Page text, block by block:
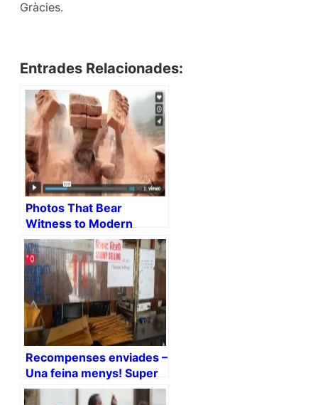
Gràcies.
Entrades Relacionades:
Photos That Bear
Witness to Modern
Slavery: Lisa Kristine
Recompenses enviades –
Una feina menys! Super
happy!